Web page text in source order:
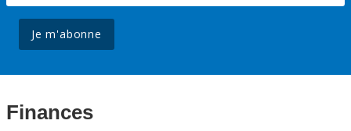
Je m'abonne
Finances